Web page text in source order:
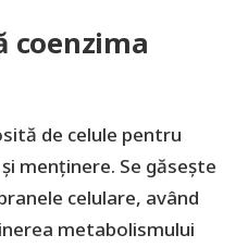
coenzima
de celule pentru
menținere. Se găsește
celulare, având
metabolismului